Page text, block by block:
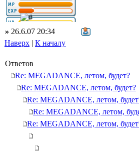
» 26.6.07 20:34
Наверх | К началу
Ответов
Re: MEGADANCE, летом, будет?
Re: MEGADANCE, летом, будет?
Re: MEGADANCE, летом,
Re: MEGADANCE, летом,
Re: MEGADANCE, летом,